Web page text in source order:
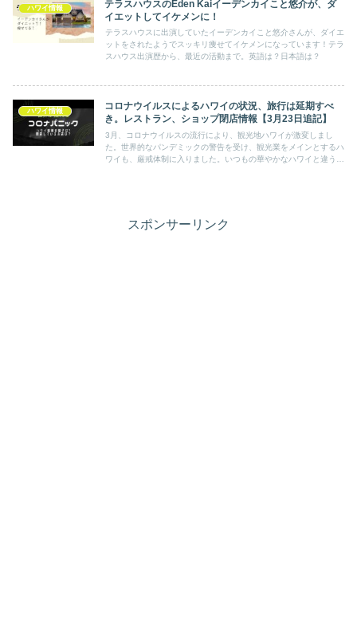
ハワイ情報
テラスハウスのEden Kaiイーデンカイこと悠介が、ダ
イエットしてイケメンに！
テラスハウスに出演していたイーデンカイこと悠介さんが、ダイエ
ットをされたようでスッキリ痩せてイケメンになっています！テラ
スハウス出演歴から、最近の活動まで。英語は？日本語は？
ハワイ情報
コロナウイルスによるハワイの状況、旅行は延期すべ
き。レストラン、ショップ閉店情報【3月23日追記】
3月、コロナウイルスの流行により、観光地ハワイが激変しまし
た。世界的なパンデミックの警告を受け、観光業をメインとするハ
ワイも、厳戒体制に入りました。いつもの華やかなハワイと違う、
スポンサーリンク